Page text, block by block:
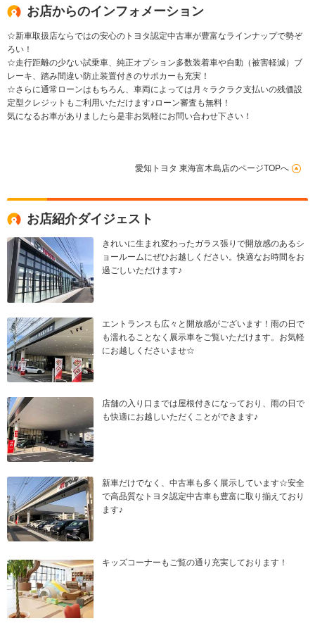
お店からのインフォメーション
☆新車取扱店ならではの安心のトヨタ認定中古車が豊富なラインナップで勢ぞ
ろい！
☆走行距離の少ない試乗車、純正オプション多数装着車や自動（被害軽減）ブ
レーキ、踏み間違い防止装置付きのサポカーも充実！
☆さらに通常ローンはもちろん、車両によっては月々ラクラク支払いの残価設
定型クレジットもご利用いただけます♪ローン審査も無料！
気になるお車がありましたら是非お気軽にお問い合わせ下さい！
愛知トヨタ 東海富木島店のページTOPへ
お店紹介ダイジェスト
きれいに生まれ変わったガラス張りで開放感のあるシ
ョールームにぜひお越しください。快適なお時間をお
過ごしいただけます♪
エントランスも広々と開放感がございます！雨の日で
も濡れることなく展示車をご覧いただけます。お気軽
にお越しくださいませ☆
店舗の入り口までは屋根付きになっており、雨の日で
も快適にお越しいただくことができます♪
新車だけでなく、中古車も多く展示しています☆安全
で高品質なトヨタ認定中古車も豊富に取り揃えており
ます♪
キッズコーナーもご覧の通り充実しております！